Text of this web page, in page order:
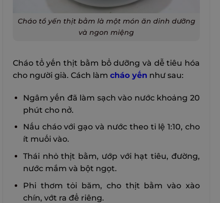
Cháo tổ yến thịt bằm là một món ăn dinh dưỡng
và ngon miệng
Cháo tổ yến thịt bằm bổ dưỡng và dễ tiêu hóa
cho người già. Cách làm cháo yến như sau:
Ngâm yến đã làm sạch vào nước khoảng 20
phút cho nở.
Nấu cháo với gạo và nước theo tỉ lệ 1:10, cho
ít muối vào.
Thái nhỏ thịt bằm, ướp với hạt tiêu, đường,
nước mắm và bột ngọt.
Phi thơm tỏi băm, cho thịt bằm vào xào
chín, vớt ra để riêng.